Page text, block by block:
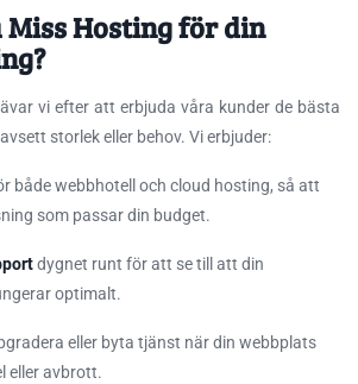
Hosting för din
vi efter att erbjuda våra kunder de bästa
storlek eller behov. Vi erbjuder:
både webbhotell och cloud hosting, så att
som passar din budget.
dygnet runt för att se till att din
optimalt.
eller byta tjänst när din webbplats
eller avbrott.